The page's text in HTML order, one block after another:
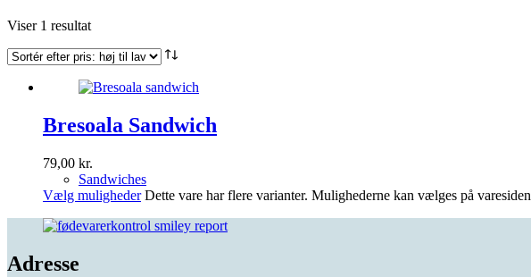
Viser 1 resultat
Bresoala Sandwich
79,00 kr.
Sandwiches
Vælg muligheder Dette vare har flere varianter. Mulighederne kan vælges på varesiden
Adresse